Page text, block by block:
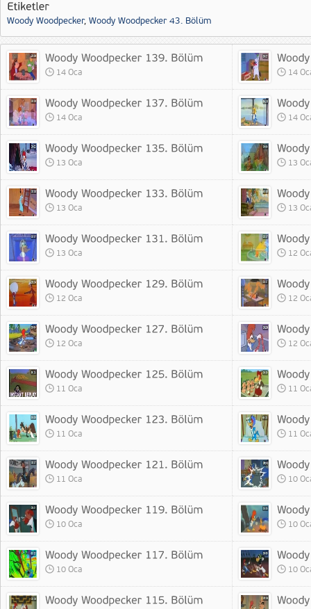
Woody Woodpecker, Woody Woodpecker 43. Bölüm
14 Oca 14
14 Oca 14
13 Oca 13
13 Oca 13
13 Oca 12
12 Oca 12
12 Oca 12
11 Oca 11
11 Oca 11
11 Oca 10
10 Oca 10
10 Oca 10